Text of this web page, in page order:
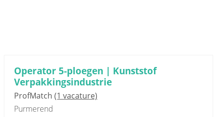
Operator 5-ploegen | Kunststof
Verpakkingsindustrie
ProfMatch (1 vacature)
Purmerend